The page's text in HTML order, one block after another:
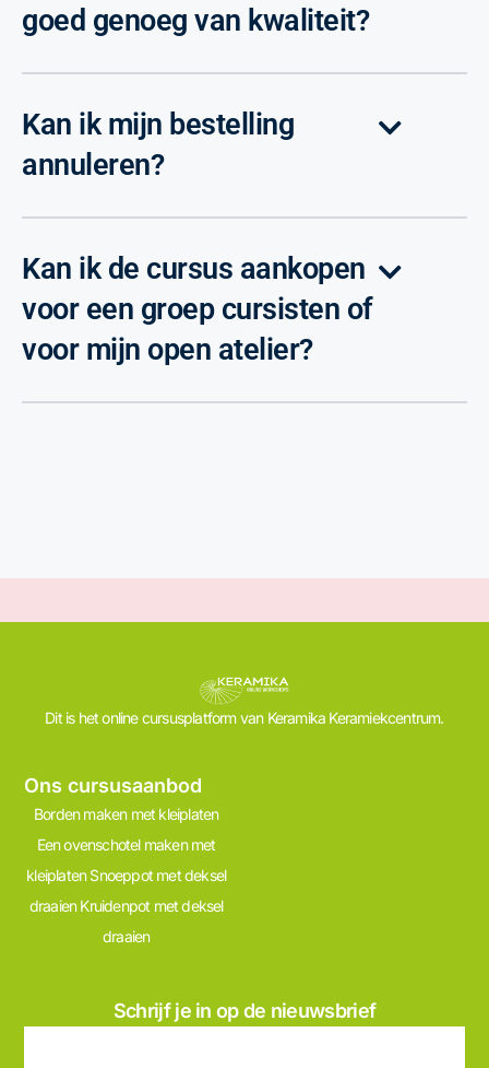
goed genoeg van kwaliteit?
Kan ik mijn bestelling
annuleren?
Kan ik de cursus aankopen
voor een groep cursisten of
voor mijn open atelier?
Dit is het online cursusplatform van Keramika Keramiekcentrum.
Ons cursusaanbod
Borden maken met kleiplaten
Een ovenschotel maken met
kleiplaten Snoeppot met deksel
draaien Kruidenpot met deksel
draaien
Schrijf je in op de nieuwsbrief